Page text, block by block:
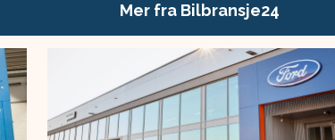
Mer fra Bilbransje24